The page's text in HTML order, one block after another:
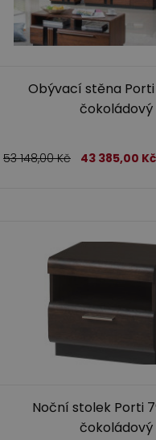
Obývací stěna
čokoládový
53 148,00Kč 43 385,00 Kč
Noční stolek Porti
čokoládový